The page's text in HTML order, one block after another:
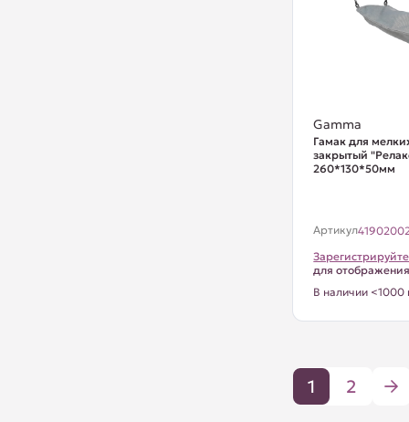
Gamma
Гамак для
закрытый
260*130*50мм
Артикул
для
В наличии <1000
1 2